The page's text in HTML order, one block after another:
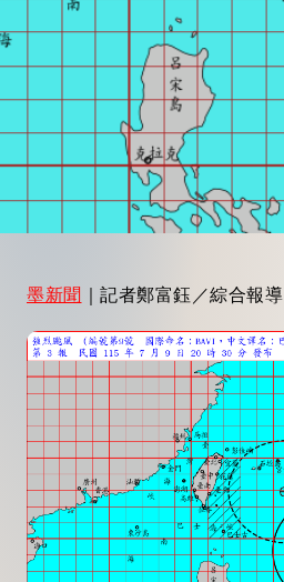
墨新聞 ｜記者鄭富鈺／綜合報導